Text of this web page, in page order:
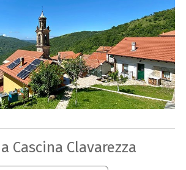
Cascina Clavarezza